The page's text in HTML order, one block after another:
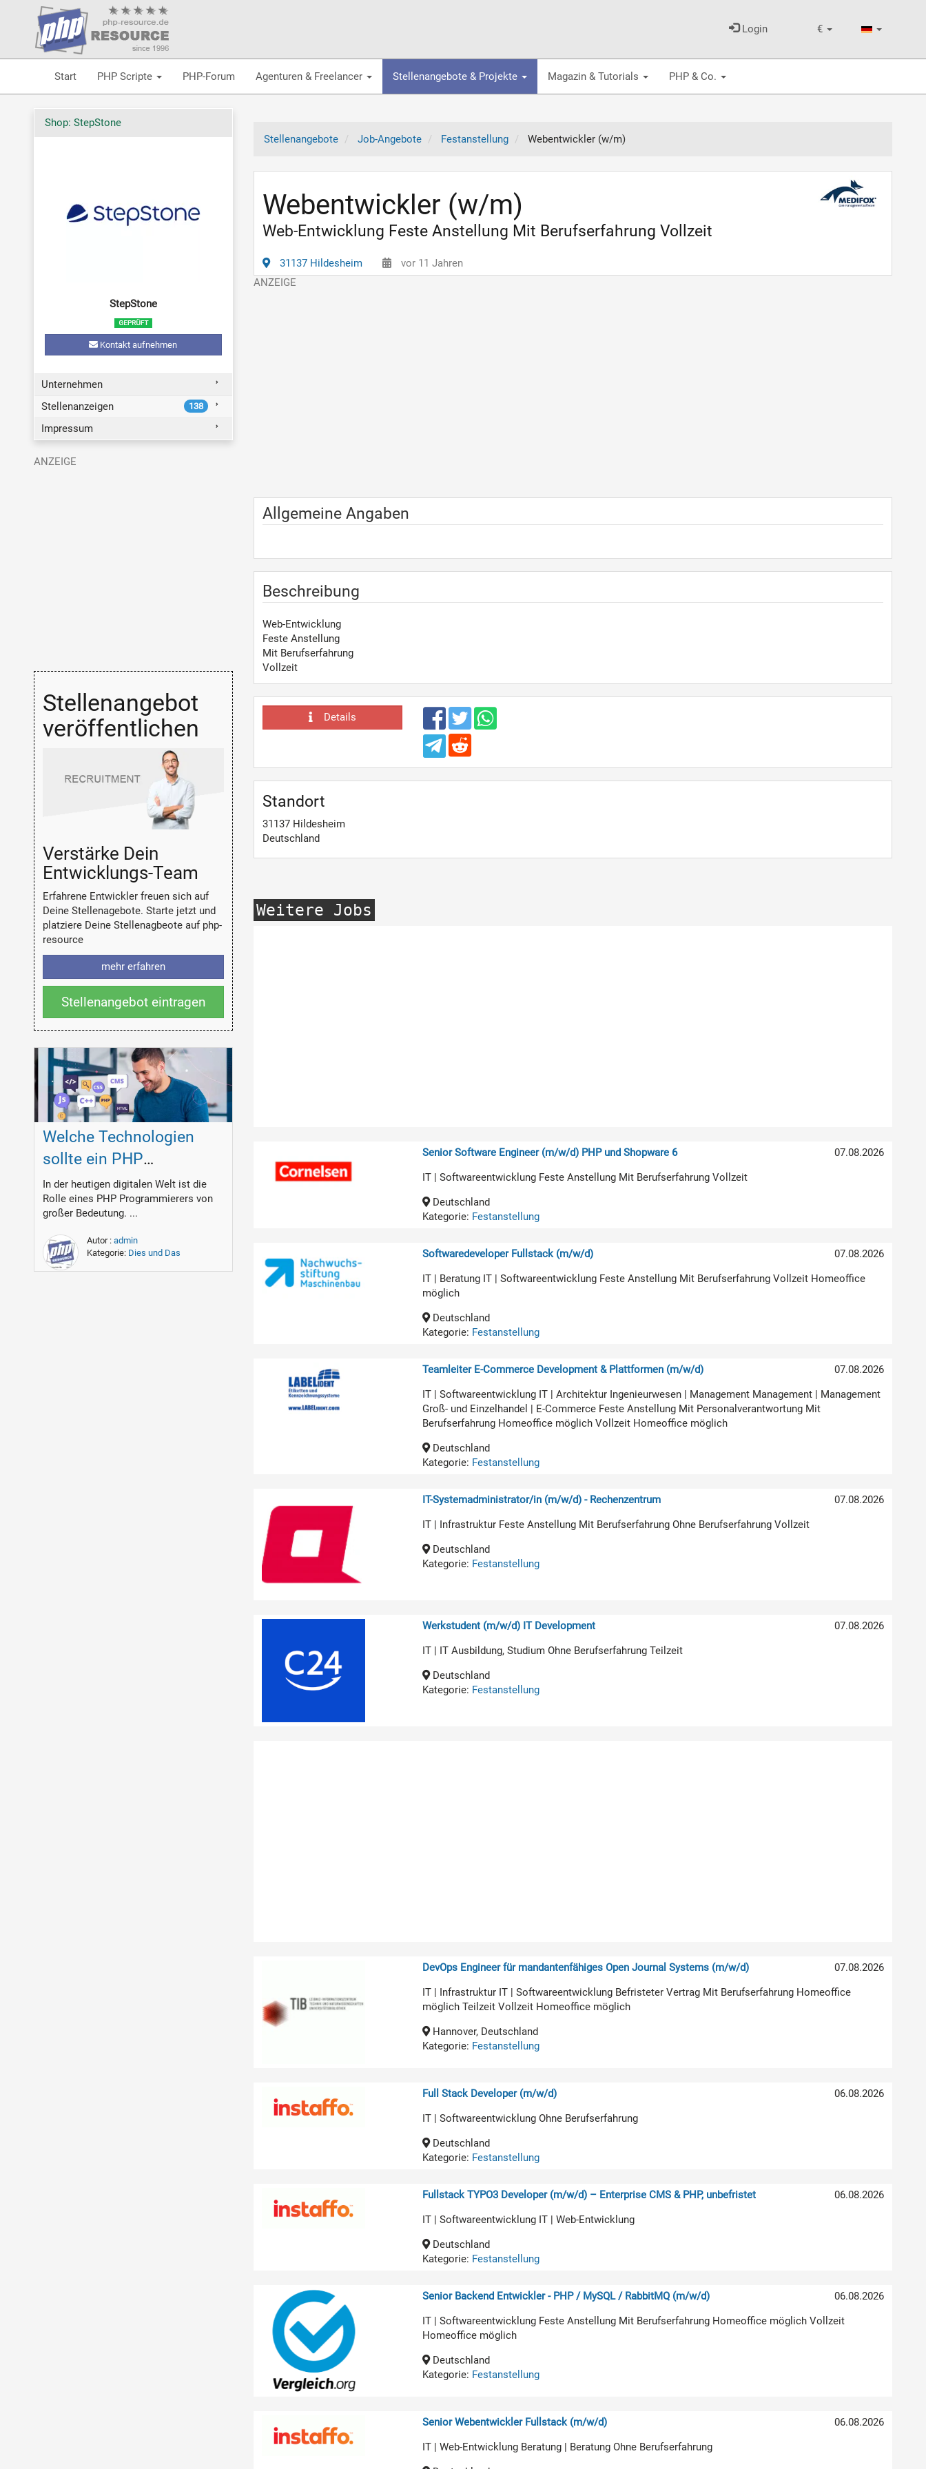
€
Login
Start PHP Scripte PHP-Forum Agenturen & Freelancer Stellenangebote & Projekte Magazin & Tutorials PHP & Co.
Stellenangebote Job-Angebote Festanstellung Webentwickler (w/m)
Webentwickler (w/m)
Web-Entwicklung Feste Anstellung Mit Berufserfahrung Vollzeit
31137 Hildesheim vor 11 Jahren
Allgemeine Angaben
Beschreibung
Web-Entwicklung
Feste Anstellung
Mit Berufserfahrung
Vollzeit
Details
Standort
31137 Hildesheim
Deutschland
Weitere Jobs
07.08.2026
Senior Software Engineer (m/w/d) PHP und Shopware 6
IT | Softwareentwicklung Feste Anstellung Mit Berufserfahrung Vollzeit
Deutschland
Kategorie: Festanstellung
07.08.2026
Softwaredeveloper Fullstack (m/w/d)
IT | Beratung IT | Softwareentwicklung Feste Anstellung Mit Berufserfahrung Vollzeit Homeoffice
möglich
Deutschland
Kategorie: Festanstellung
07.08.2026
Teamleiter E-Commerce Development & Plattformen (m/w/d)
IT | Softwareentwicklung IT | Architektur Ingenieurwesen | Management Management | Management
Groß- und Einzelhandel | E-Commerce Feste Anstellung Mit Personalverantwortung Mit
Berufserfahrung Homeoffice möglich Vollzeit Homeoffice möglich
Deutschland
Kategorie: Festanstellung
07.08.2026
IT-Systemadministrator/in (m/w/d) - Rechenzentrum
IT | Infrastruktur Feste Anstellung Mit Berufserfahrung Ohne Berufserfahrung Vollzeit
Deutschland
Kategorie: Festanstellung
07.08.2026
Werkstudent (m/w/d) IT Development
IT | IT Ausbildung, Studium Ohne Berufserfahrung Teilzeit
Deutschland
Kategorie: Festanstellung
07.08.2026
DevOps Engineer für mandantenfähiges Open Journal Systems (m/w/d)
IT | Infrastruktur IT | Softwareentwicklung Befristeter Vertrag Mit Berufserfahrung Homeoffice
möglich Teilzeit Vollzeit Homeoffice möglich
Hannover, Deutschland
Kategorie: Festanstellung
06.08.2026
Full Stack Developer (m/w/d)
IT | Softwareentwicklung Ohne Berufserfahrung
Deutschland
Kategorie: Festanstellung
06.08.2026
Fullstack TYPO3 Developer (m/w/d) – Enterprise CMS & PHP, unbefristet
IT | Softwareentwicklung IT | Web-Entwicklung
Deutschland
Kategorie: Festanstellung
06.08.2026
Senior Backend Entwickler - PHP / MySQL / RabbitMQ (m/w/d)
IT | Softwareentwicklung Feste Anstellung Mit Berufserfahrung Homeoffice möglich Vollzeit
Homeoffice möglich
Deutschland
Kategorie: Festanstellung
06.08.2026
Senior Webentwickler Fullstack (m/w/d)
IT | Web-Entwicklung Beratung | Beratung Ohne Berufserfahrung
Shop: StepStone
StepStone
Kontakt aufnehmen
Unternehmen
Stellenanzeigen
138
Impressum
Stellenangebot
veröffentlichen
Verstärke Dein
Entwicklungs-Team
Erfahrene Entwickler freuen sich auf
Deine Stellenagebote. Starte jetzt und
platziere Deine Stellenagbeote auf php-
resource
mehr erfahren
Stellenangebot eintragen
Welche Technologien
sollte ein PHP
Programmierer
beherrschen?
In der heutigen digitalen Welt ist die
Rolle eines PHP Programmierers von
großer Bedeutung. ...
Autor : admin
Kategorie: Dies und Das